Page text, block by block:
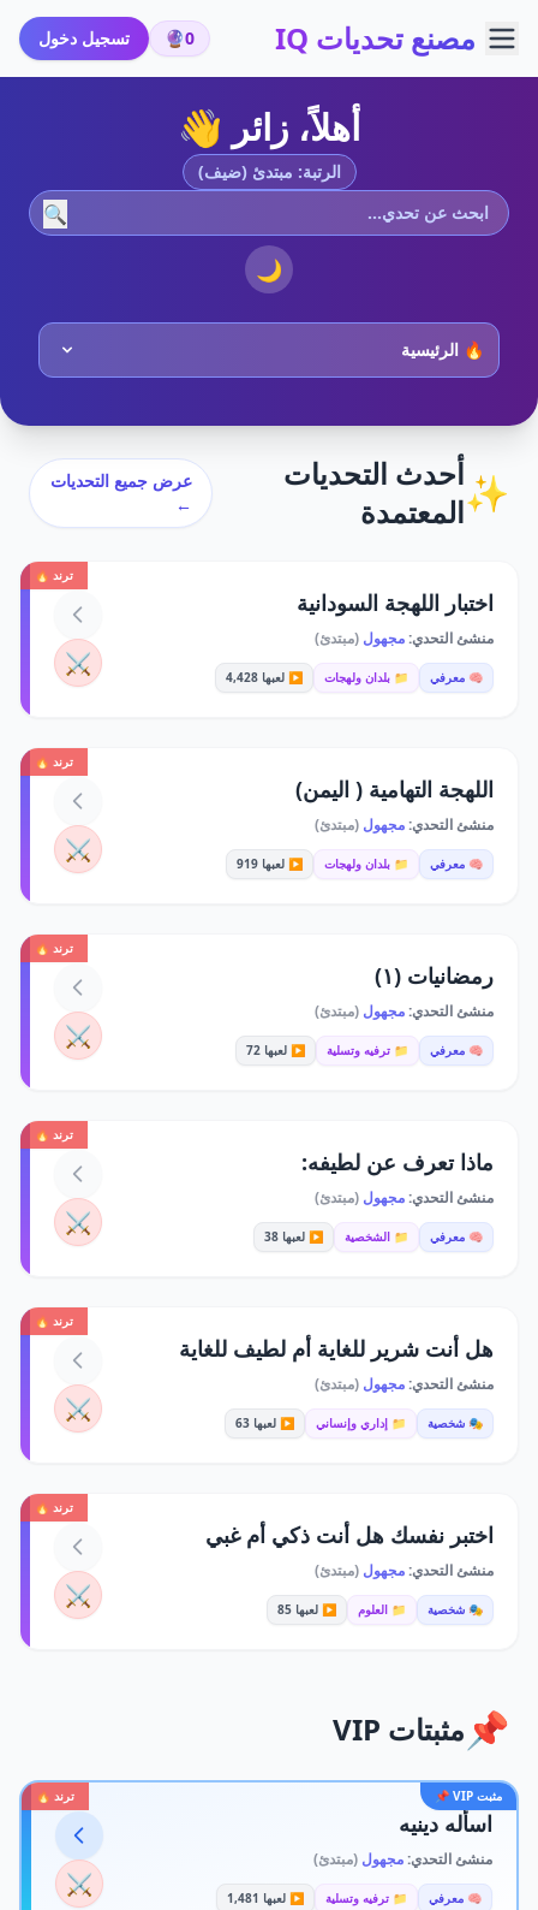
مصنع تحديات IQ 0
🔮 تسجيل دخول
أهلاً، زائر 👋
الرتبة: مبتدئ (ضيف)
🔍
🌙
✨أحدث التحديات
المعتمدة
عرض جميع التحديات
←
ترند 🔥
اختبار اللهجة السودانية
منشئ التحدي:مجهول (مبتدئ)
🧠 معرفي 📁 بلدان ولهجات ▶️ لعبها 4,428 ⚔️
ترند 🔥
اللهجة التهامية ( اليمن)
منشئ التحدي:مجهول (مبتدئ)
🧠 معرفي 📁 بلدان ولهجات ▶️ لعبها 919 ⚔️
ترند 🔥
رمضانيات (١)
منشئ التحدي:مجهول (مبتدئ)
🧠 معرفي 📁 ترفيه وتسلية ▶️ لعبها 72 ⚔️
ترند 🔥
ماذا تعرف عن لطيفه:
منشئ التحدي:مجهول (مبتدئ)
🧠 معرفي 📁 الشخصية ▶️ لعبها 38 ⚔️
ترند 🔥
هل أنت شرير للغاية أم لطيف للغاية
منشئ التحدي:مجهول (مبتدئ)
🎭 شخصية 📁 إداري وإنساني ▶️ لعبها 63 ⚔️
ترند 🔥
اختبر نفسك هل أنت ذكي أم غبي
منشئ التحدي:مجهول (مبتدئ)
🎭 شخصية 📁 العلوم ▶️ لعبها 85 ⚔️
📌 مثبتات VIP
مثبت VIP 📌 ترند 🔥
اسأله دينيه
منشئ التحدي:مجهول (مبتدئ)
🧠 معرفي 📁 ترفيه وتسلية ▶️ لعبها 1,481 ⚔️